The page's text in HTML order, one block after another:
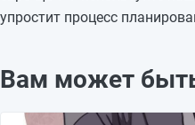
упростит процесс
Вам может